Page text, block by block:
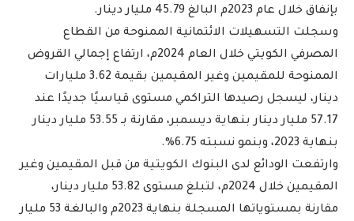
بإنفاق خلال عام 2023م البالغ 45.79 مليار دينار.
وسجلت التسهيلات الائتمانية الممنوحة من القطاع
المصرفي الكويتي خلال العام 2024م، ارتفاع إجمالي القروض
الممنوحة للمقيمين وغير المقيمين بقيمة 3.62 مليارات
دينار، ليسجل رصيدها التراكمي مستوى قياسيًا جديدًا عند
57.17 مليار دينار بنهاية ديسمبر، مقارنة بـ 53.55 مليار دينار
بنهاية 2023، وبنمو نسبته 6.75%.
وارتفعت الودائع لدى البنوك الكويتية من قبل المقيمين وغير
المقيمين خلال 2024م، لتبلغ مستوى 53.82 مليار دينار،
مقارنة بمستوياتها المسجلة بنهاية 2023م والبالغة 53 مليار